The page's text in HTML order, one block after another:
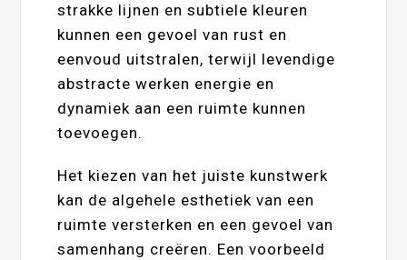
strakke lijnen en subtiele kleuren
kunnen een gevoel van rust en
eenvoud uitstralen, terwijl levendige
abstracte werken energie en
dynamiek aan een ruimte kunnen
toevoegen.
Het kiezen van het juiste kunstwerk
kan de algehele esthetiek van een
ruimte versterken en een gevoel van
samenhang creëren. Een voorbeeld